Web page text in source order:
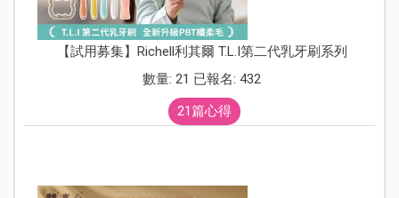
【試用募集】Richell利其爾 T.L.I第二代乳牙刷系列
數量: 21 已報名: 432
21篇心得